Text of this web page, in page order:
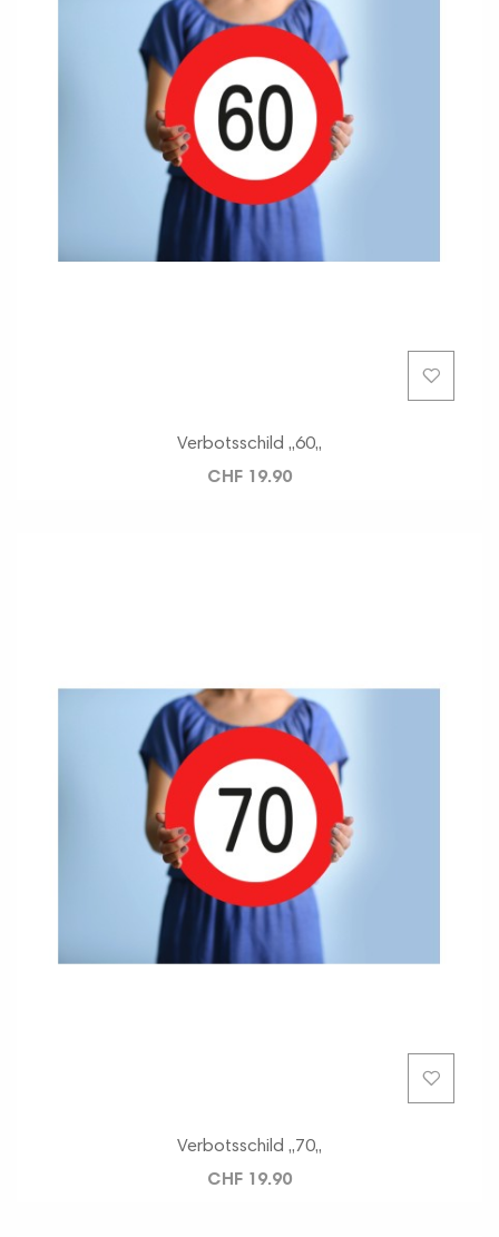
Verbotsschild ,,60,,
CHF 19.90
Verbotsschild ,,70,,
CHF 19.90